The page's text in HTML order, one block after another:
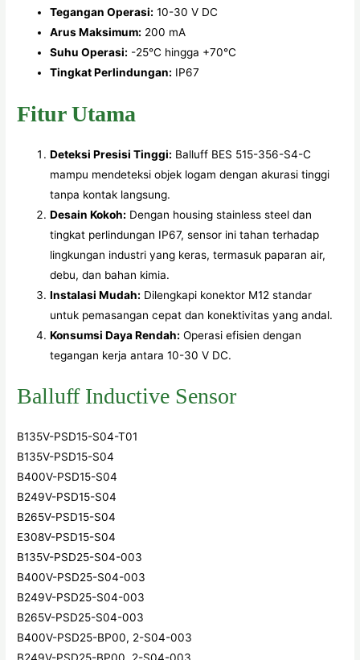
Tegangan Operasi: 10-30 V DC
Arus Maksimum: 200 mA
Suhu Operasi: -25°C hingga +70°C
Tingkat Perlindungan: IP67
Fitur Utama
Deteksi Presisi Tinggi: Balluff BES 515-356-S4-C
mampu mendeteksi objek logam dengan akurasi tinggi
tanpa kontak langsung.
Desain Kokoh: Dengan housing stainless steel dan
tingkat perlindungan IP67, sensor ini tahan terhadap
lingkungan industri yang keras, termasuk paparan air,
debu, dan bahan kimia.
Instalasi Mudah: Dilengkapi konektor M12 standar
untuk pemasangan cepat dan konektivitas yang andal.
Konsumsi Daya Rendah: Operasi efisien dengan
tegangan kerja antara 10-30 V DC.
Balluff Inductive Sensor
B135V-PSD15-S04-T01
B135V-PSD15-S04
B400V-PSD15-S04
B249V-PSD15-S04
B265V-PSD15-S04
E308V-PSD15-S04
B135V-PSD25-S04-003
B400V-PSD25-S04-003
B249V-PSD25-S04-003
B265V-PSD25-S04-003
B400V-PSD25-BP00, 2-S04-003